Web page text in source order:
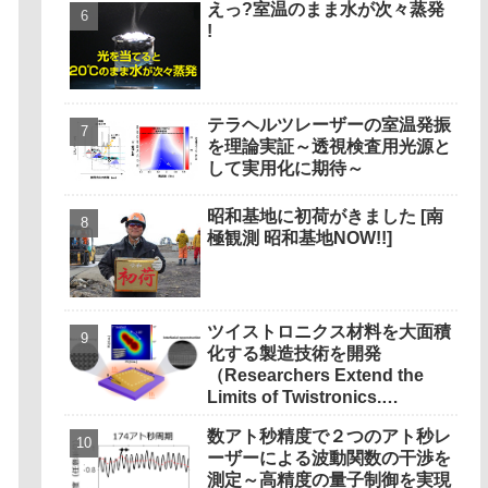
えっ?室温のまま水が次々蒸発
!
テラヘルツレーザーの室温発振
を理論実証～透視検査用光源と
して実用化に期待～
昭和基地に初荷がきました [南
極観測 昭和基地NOW!!]
ツイストロニクス材料を大面積
化する製造技術を開発
（Researchers Extend the
Limits of Twistronics.
数アト秒精度で２つのアト秒レ
ーザーによる波動関数の干渉を
測定～高精度の量子制御を実現